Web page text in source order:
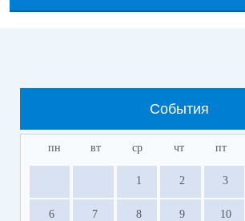
События
пн вт ср чт пт
1 2 3
6 7 8 9 10